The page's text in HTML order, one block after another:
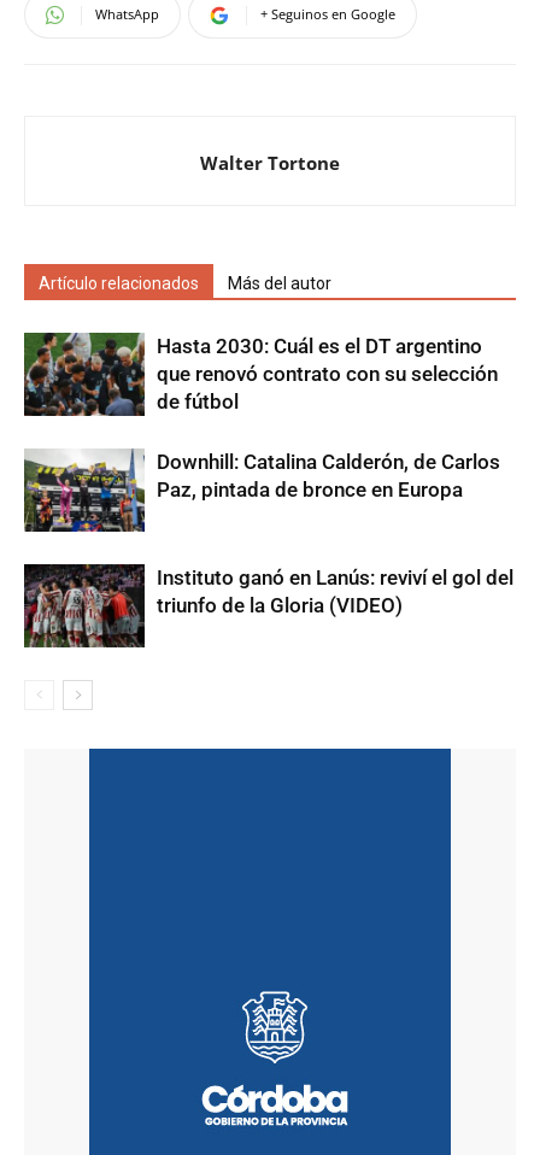
WhatsApp + Seguinos en Google
Walter Tortone
Artículo relacionados Más del autor
Hasta 2030: Cuál es el DT argentino
que renovó contrato con su selección
de fútbol
Downhill: Catalina Calderón, de Carlos
Paz, pintada de bronce en Europa
Instituto ganó en Lanús: reviví el gol del
triunfo de la Gloria (VIDEO)